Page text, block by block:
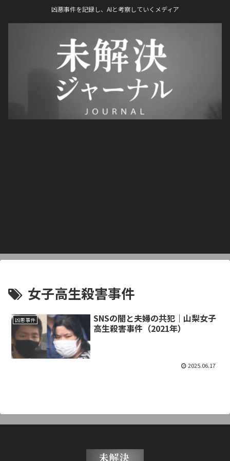
凶悪事件を記録し、AIと考察していくメディア
女子高生殺害事件
凶悪事件
SNSの闇と夫婦の共犯｜山梨女子
高生殺害事件（2021年）
2025.06.17